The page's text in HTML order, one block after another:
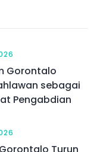
Gorontalo
sebagai
Pengabdian